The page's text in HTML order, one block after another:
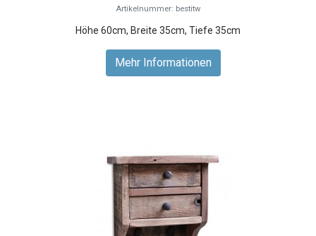
Artikelnummer: bestitw
Höhe 60cm, Breite 35cm, Tiefe 35cm
Mehr Informationen